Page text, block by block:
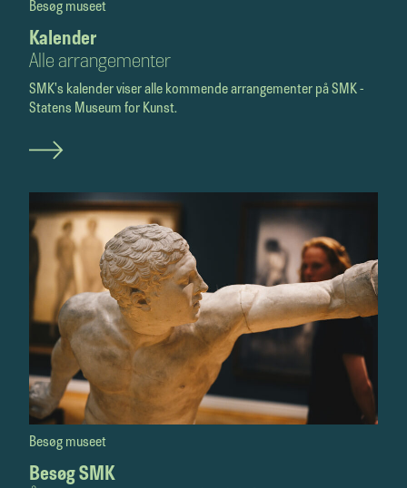
Besøg museet
Kalender
Alle arrangemen­­ter
SMK's kalender viser alle kommende arrangementer på SMK -
Statens Museum for Kunst.
Besøg museet
Besøg SMK